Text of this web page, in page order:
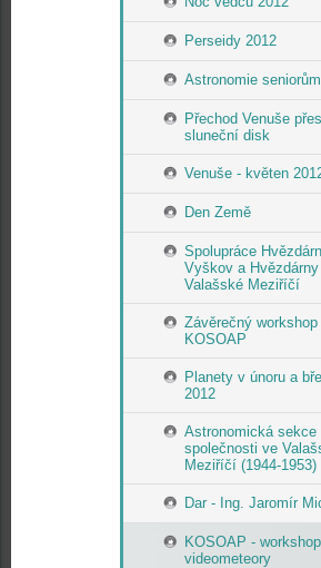
Perseidy 2012
Astronomie seniorům
Přechod Venuše přes
sluneční disk
Venuše - květen
Den Země
Spolupráce
Vyškov a Hvězdárny
Valašské Meziříčí
Závěrečný
KOSOAP
Planety v únoru a
2012
Astronomická sekce
společnosti ve
Meziříčí (1944-1953)
Dar - Ing. Jaromír
KOSOAP - workshop
videometeory